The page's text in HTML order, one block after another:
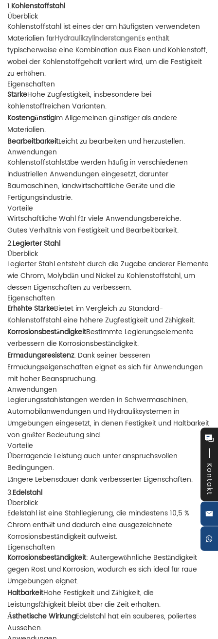
1.Kohlenstoffstahl
Überblick
Kohlenstoffstahl ist eines der am häufigsten verwendeten
Materialien fürHydraulikzylinderstangenEs enthält
typischerweise eine Kombination aus Eisen und Kohlenstoff,
wobei der Kohlenstoffgehalt variiert wird, um die Festigkeit
zu erhöhen.
Eigenschaften
StärkeHohe Zugfestigkeit, insbesondere bei
kohlenstoffreichen Varianten.
KostengünstigIm Allgemeinen günstiger als andere
Materialien.
BearbeitbarkeitLeicht zu bearbeiten und herzustellen.
Anwendungen
Kohlenstoffstahlstäbe werden häufig in verschiedenen
industriellen Anwendungen eingesetzt, darunter
Baumaschinen, landwirtschaftliche Geräte und die
Fertigungsindustrie.
Vorteile
Wirtschaftliche Wahl für viele Anwendungsbereiche.
Gutes Verhältnis von Festigkeit und Bearbeitbarkeit.
2.Legierter Stahl
Überblick
Legierter Stahl entsteht durch die Zugabe anderer Elemente
wie Chrom, Molybdän und Nickel zu Kohlenstoffstahl, um
dessen Eigenschaften zu verbessern.
Eigenschaften
Erhöhte StärkeBietet im Vergleich zu Standard-
Kohlenstoffstahl eine höhere Zugfestigkeit und Zähigkeit.
KorrosionsbeständigkeitBestimmte Legierungselemente
verbessern die Korrosionsbeständigkeit.
Ermüdungsresistenz: Dank seiner besseren
Ermüdungseigenschaften eignet es sich für Anwendungen
mit hoher Beanspruchung.
Anwendungen
Legierungsstahlstangen werden in Schwermaschinen,
Automobilanwendungen und Hydrauliksystemen in
Umgebungen eingesetzt, in denen Festigkeit und Haltbarkeit
von größter Bedeutung sind.
Vorteile
Überragende Leistung auch unter anspruchsvollen
Bedingungen.
Längere Lebensdauer dank verbesserter Eigenschaften.
3.Edelstahl
Überblick
Edelstahl ist eine Stahllegierung, die mindestens 10,5 %
Chrom enthält und dadurch eine ausgezeichnete
Korrosionsbeständigkeit aufweist.
Eigenschaften
Korrosionsbeständigkeit: Außergewöhnliche Beständigkeit
gegen Rost und Korrosion, wodurch es sich ideal für raue
Umgebungen eignet.
HaltbarkeitHohe Festigkeit und Zähigkeit, die
Leistungsfähigkeit bleibt über die Zeit erhalten.
Ästhetische WirkungEdelstahl hat ein sauberes, poliertes
Aussehen.
Kontakt